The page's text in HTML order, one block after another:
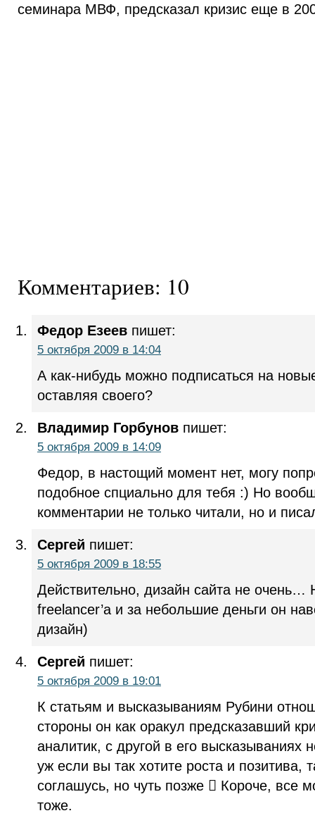
семинара МВФ, предсказал кризис еще в
Комментариев: 10
Федор Езеев пишет:
5 октября 2009 в 14:04
А как-нибудь можно подписаться на
оставляя своего?
Владимир Горбунов пишет:
5 октября 2009 в 14:09
Федор, в настощий момент нет, могу
подобное спциально для тебя :) Но
комментарии не только читали, но и
Сергей пишет:
5 октября 2009 в 18:55
Действительно, дизайн сайта не очень…
freelancer’а и за небольшие деньги он
дизайн)
Сергей пишет:
5 октября 2009 в 19:01
К статьям и высказываниям Рубини
стороны он как оракул предсказавший
аналитик, с другой в его высказываниях
уж если вы так хотите роста и позитива,
соглашусь, но чуть позже  Короче, все
тоже.